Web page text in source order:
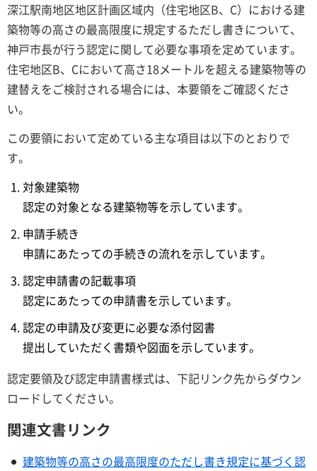
深江駅南地区地区計画区域内（住宅地区B、C）における建
築物等の高さの最高限度に規定するただし書きについて、
神戸市長が行う認定に関して必要な事項を定めています。
住宅地区B、Cにおいて高さ18メートルを超える建築物等の
建替えをご検討される場合には、本要領をご確認くださ
い。
この要領において定めている主な項目は以下のとおりで
す。
対象建築物
認定の対象となる建築物等を示しています。
申請手続き
申請にあたっての手続きの流れを示しています。
認定申請書の記載事項
認定にあたっての申請書を示しています。
認定の申請及び変更に必要な添付図書
提出していただく書類や図面を示しています。
認定要領及び認定申請書様式は、下記リンク先からダウン
ロードしてください。
関連文書リンク
建築物等の高さの最高限度のただし書き規定に基づく認